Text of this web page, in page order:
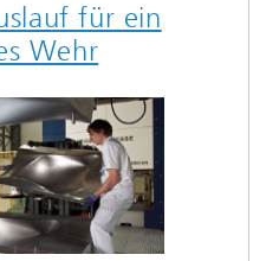
für ein
Wehr